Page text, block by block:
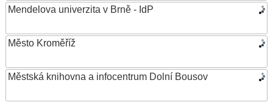
Mendelova univerzita v Brně - IdP
Město Kroměříž
Městská knihovna a infocentrum Dolní Bousov